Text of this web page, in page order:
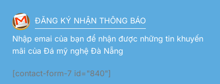
ĐĂNG KÝ NHẬN THÔNG BÁO
Nhập emai của bạn để nhận được những tin khuyến
mãi của Đá mỹ nghệ Đà Nẵng
[contact-form-7 id="840"]